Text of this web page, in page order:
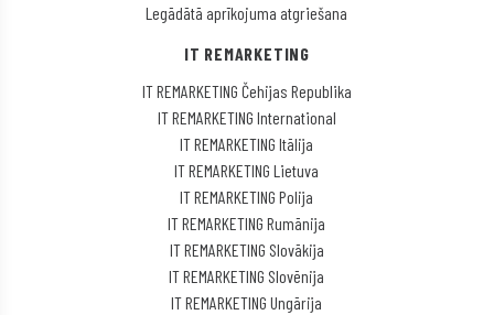
Legādātā aprīkojuma atgriešana
IT REMARKETING
IT REMARKETING Čehijas Republika
IT REMARKETING International
IT REMARKETING Itālija
IT REMARKETING Lietuva
IT REMARKETING Polija
IT REMARKETING Rumānija
IT REMARKETING Slovākija
IT REMARKETING Slovēnija
IT REMARKETING Ungārija